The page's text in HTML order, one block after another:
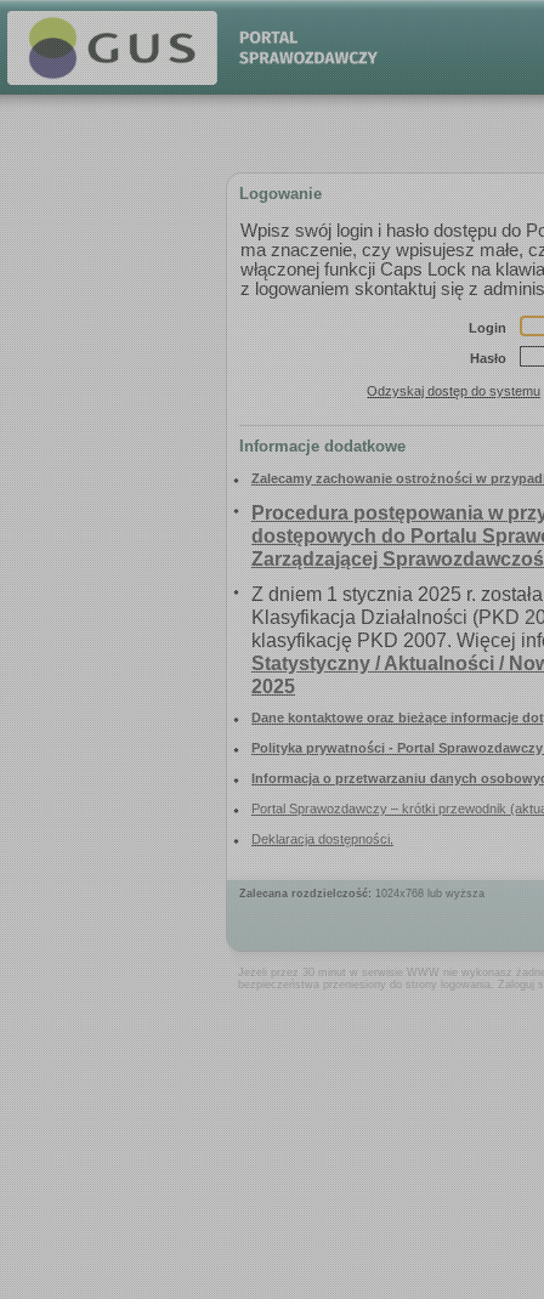
Logowanie
Wpisz swój login i hasło dostępu do
ma znaczenie, czy wpisujesz małe,
włączonej funkcji Caps Lock na
z logowaniem skontaktuj się z
Login
Hasło
Odzyskaj dostęp do systemu
Zalecana rozdzielczość: 1024x768 lub wyższa
Jeżeli przez 30 minut w serwisie WWW nie wykonasz
bezpieczeństwa przeniesiony do strony logowania. Zaloguj